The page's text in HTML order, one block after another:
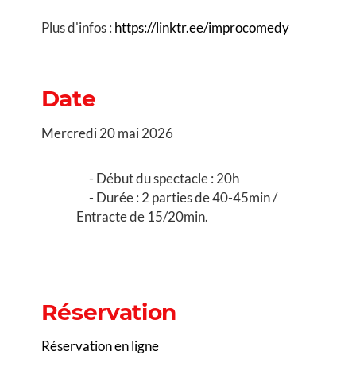
Plus d'infos : https://linktr.ee/improcomedy
Date
Mercredi 20 mai 2026
Début du spectacle : 20h
Durée : 2 parties de 40-45min /
Entracte de 15/20min.
Réservation
Réservation en ligne